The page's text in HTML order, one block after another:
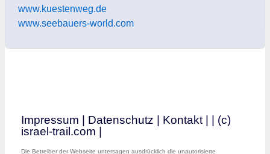
www.kuestenweg.de
www.seebauers-world.com
Impressum | Datenschutz | Kontakt| | (c)
israel-trail.com |
Die Betreiber der Webseite untersagen ausdrücklich die unautorisierte